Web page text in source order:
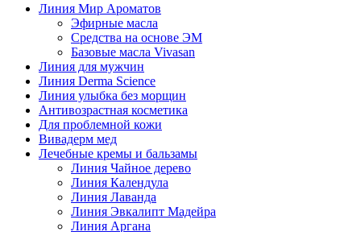
Линия Мир Ароматов
Эфирные масла
Средства на основе ЭМ
Базовые масла Vivasan
Линия для мужчин
Линия Derma Science
Линия улыбка без морщин
Антивозрастная косметика
Для проблемной кожи
Вивадерм мед
Лечебные кремы и бальзамы
Линия Чайное дерево
Линия Календула
Линия Лаванда
Линия Эвкалипт Мадейра
Линия Аргана